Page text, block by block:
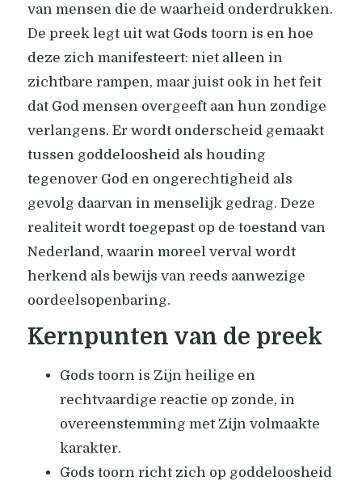
van mensen die de waarheid onderdrukken.
De preek legt uit wat Gods toorn is en hoe
deze zich manifesteert: niet alleen in
zichtbare rampen, maar juist ook in het feit
dat God mensen overgeeft aan hun zondige
verlangens. Er wordt onderscheid gemaakt
tussen goddeloosheid als houding
tegenover God en ongerechtigheid als
gevolg daarvan in menselijk gedrag. Deze
realiteit wordt toegepast op de toestand van
Nederland, waarin moreel verval wordt
herkend als bewijs van reeds aanwezige
oordeelsopenbaring.
Kernpunten van de preek
Gods toorn is Zijn heilige en
rechtvaardige reactie op zonde, in
overeenstemming met Zijn volmaakte
karakter.
Gods toorn richt zich op goddeloosheid